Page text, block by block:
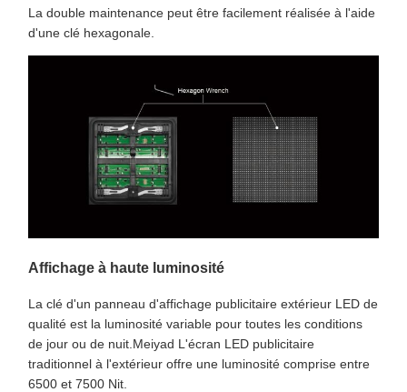
La double maintenance peut être facilement réalisée à l'aide
d'une clé hexagonale.
Affichage à haute luminosité
La clé d'un panneau d'affichage publicitaire extérieur LED de
qualité est la luminosité variable pour toutes les conditions
de jour ou de nuit.Meiyad L'écran LED publicitaire
traditionnel à l'extérieur offre une luminosité comprise entre
6500 et 7500 Nit.